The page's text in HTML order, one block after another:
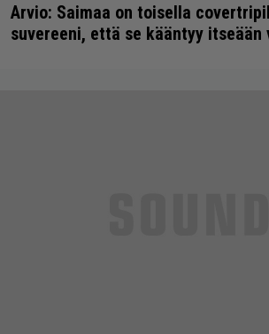
Arvio: Saimaa on toisella
suvereeni, että se kääntyy itseään